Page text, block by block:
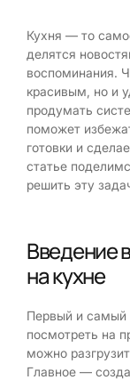
Кухня — то
делятся
воспоминания.
красивым, но и
продумать
поможет
готовки и
статье
решить эту
Введение
на кухне
Первый и
посмотреть на
можно
Главное —